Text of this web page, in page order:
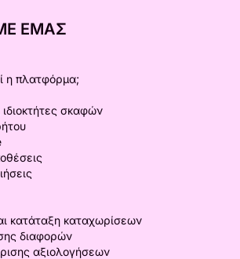
ΕΜΆΣ
η πλατφόρμα;
σκαφών
κατάταξη καταχωρίσεων
διαφορών
αξιολογήσεων